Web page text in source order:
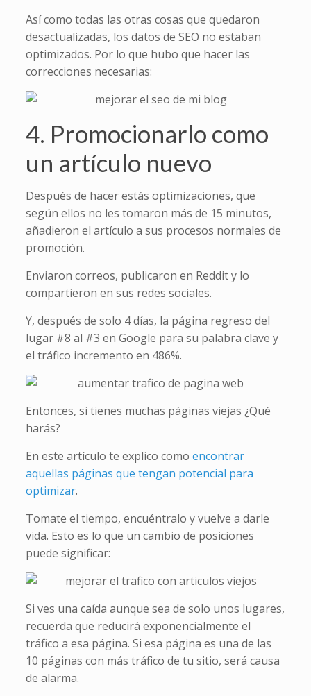
Así como todas las otras cosas que quedaron
desactualizadas, los datos de SEO no estaban
optimizados. Por lo que hubo que hacer las
correcciones necesarias:
4. Promocionarlo como
un artículo nuevo
Después de hacer estás optimizaciones, que
según ellos no les tomaron más de 15 minutos,
añadieron el artículo a sus procesos normales de
promoción.
Enviaron correos, publicaron en Reddit y lo
compartieron en sus redes sociales.
Y, después de solo 4 días, la página regreso del
lugar #8 al #3 en Google para su palabra clave y
el tráfico incremento en 486%.
Entonces, si tienes muchas páginas viejas ¿Qué
harás?
En este artículo te explico como encontrar
aquellas páginas que tengan potencial para
optimizar.
Tomate el tiempo, encuéntralo y vuelve a darle
vida. Esto es lo que un cambio de posiciones
puede significar:
Si ves una caída aunque sea de solo unos lugares,
recuerda que reducirá exponencialmente el
tráfico a esa página. Si esa página es una de las
10 páginas con más tráfico de tu sitio, será causa
de alarma.